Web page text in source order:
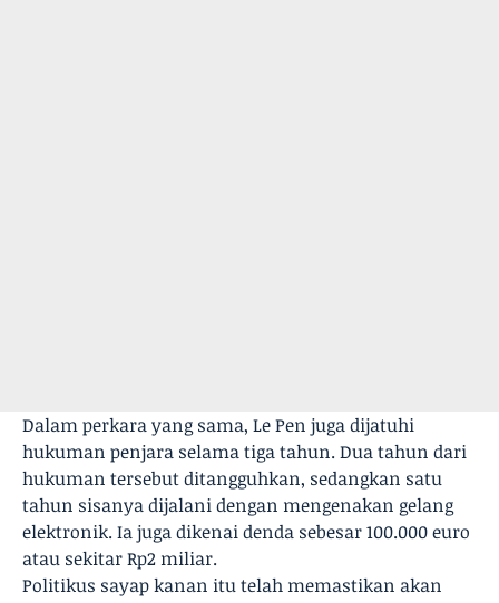
Dalam perkara yang sama, Le Pen juga dijatuhi
hukuman penjara selama tiga tahun. Dua tahun dari
hukuman tersebut ditangguhkan, sedangkan satu
tahun sisanya dijalani dengan mengenakan gelang
elektronik. Ia juga dikenai denda sebesar 100.000 euro
atau sekitar Rp2 miliar.
Politikus sayap kanan itu telah memastikan akan